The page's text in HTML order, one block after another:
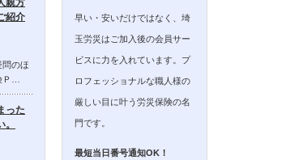
親方
紹介
問のほ
Ｐ…
った
早い・安いだけではなく、埼
玉労災はご加入後の会員サー
ビスに力を入れています。プ
ロフェッショナルな職人様の
厳しい目に叶う労災保険の名
門です。
最短当日番号通知OK！